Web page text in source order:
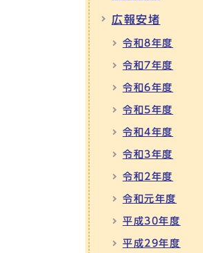
広報安堵
令和8年度
令和7年度
令和6年度
令和5年度
令和4年度
令和3年度
令和2年度
令和元年度
平成30年度
平成29年度